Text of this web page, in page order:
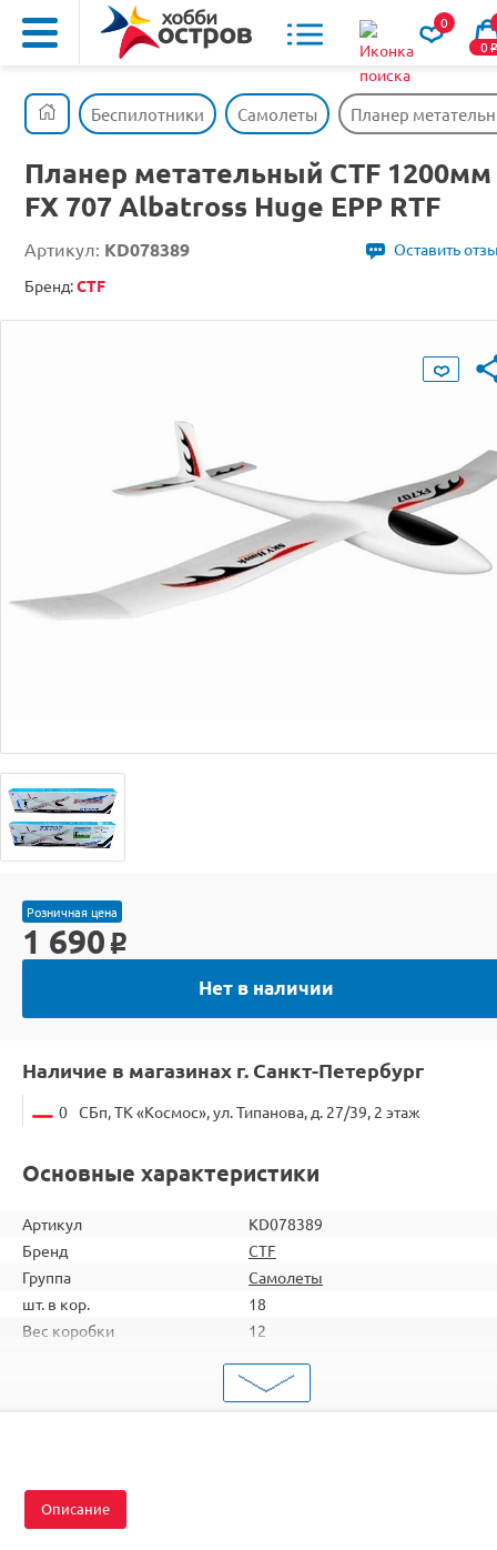
0
0o
Беспилотники Самолеты Планер
Планер метательный CTF 1200мм
FX 707 Albatross Huge EPP RTF
Артикул: KD078389
Оставить
Бренд:CTF
Розничная цена
1 690 o
Нет в наличии
Наличие в магазинах г. Санкт-Петербург
0 СБп, ТК «Космос», ул. Типанова, д. 27/39, 2 этаж
Основные характеристики
Артикул
KD078389
Бренд
CTF
Группа
Самолеты
шт. в кор.
18
Вес коробки
12
2000000048000
Комплектация
Описание